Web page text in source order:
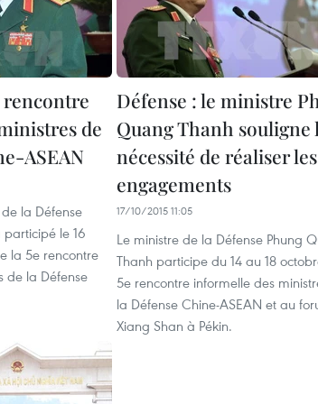
rencontre
de
ASEAN
la Défense
le 16
la 5e rencontre
de la Défense
Défense : le ministre
Quang Thanh souligne
nécessité de réaliser les
engagements
17/10/2015 11:05
Le ministre de la Défense Phung
Thanh participe du 14 au 18
5e rencontre informelle des
la Défense Chine-ASEAN et au
Xiang Shan à Pékin.